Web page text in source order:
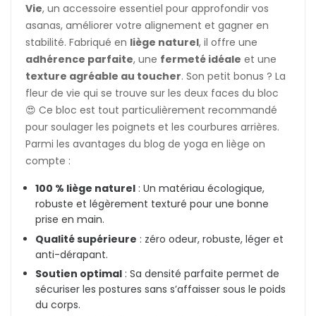
Vie, un accessoire essentiel pour approfondir vos
asanas, améliorer votre alignement et gagner en
stabilité. Fabriqué en liège naturel, il offre une
adhérence parfaite, une fermeté idéale et une
texture agréable au toucher. Son petit bonus ? La
fleur de vie qui se trouve sur les deux faces du bloc
😍 Ce bloc est tout particulièrement recommandé
pour soulager les poignets et les courbures arrières.
Parmi les avantages du blog de yoga en liège on
compte :
100 % liège naturel : Un matériau écologique,
robuste et légèrement texturé pour une bonne
prise en main.
Qualité supérieure : zéro odeur, robuste, léger et
anti-dérapant.
Soutien optimal : Sa densité parfaite permet de
sécuriser les postures sans s’affaisser sous le poids
du corps.